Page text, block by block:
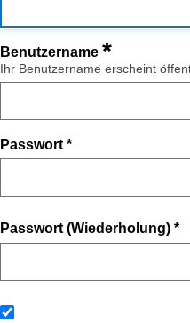
Benutzername *
Ihr Benutzername erscheint
Passwort *
Passwort (Wiederholung) *